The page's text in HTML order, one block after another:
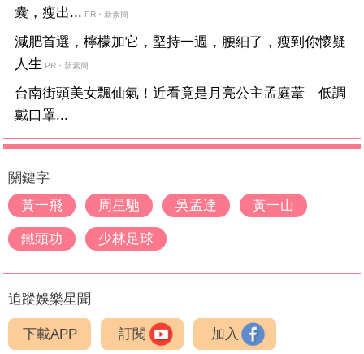
囊，瘦出... PR・新素簡
減肥首選，檸檬加它，堅持一週，腰細了，瘦到你懷疑
人生 PR・新素簡
台南街頭美女飄仙氣！近看竟是月亮公主孟庭葦 低調
戴口罩...
關鍵字
黃一飛
周星馳 吳孟達 黃一山
鐵頭功 少林足球
追蹤娛樂星聞
下載APP 訂閱 加入